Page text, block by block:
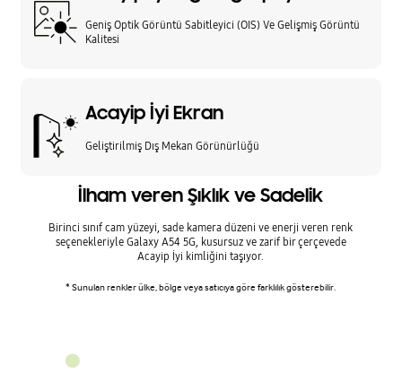
Geniş Optik Görüntü Sabitleyici (OIS) Ve Gelişmiş Görüntü
Kalitesi
Acayip İyi Ekran
Geliştirilmiş Dış Mekan Görünürlüğü
İlham veren Şıklık ve Sadelik
Birinci sınıf cam yüzeyi, sade kamera düzeni ve enerji veren renk
seçenekleriyle Galaxy A54 5G, kusursuz ve zarif bir çerçevede
Acayip İyi kimliğini taşıyor.
* Sunulan renkler ülke, bölge veya satıcıya göre farklılık gösterebilir.